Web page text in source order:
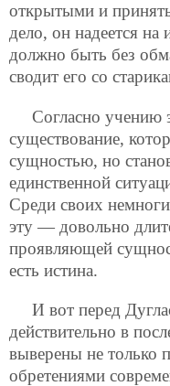
открытыми и
дело, он надеется на
должно быть без
сводит его со
Согласно учению
существование,
сущностью, но
единственной
Среди своих
эту — довольно
проявляющей
есть истина.
И вот перед
действительно в
выверены не только
обретениями